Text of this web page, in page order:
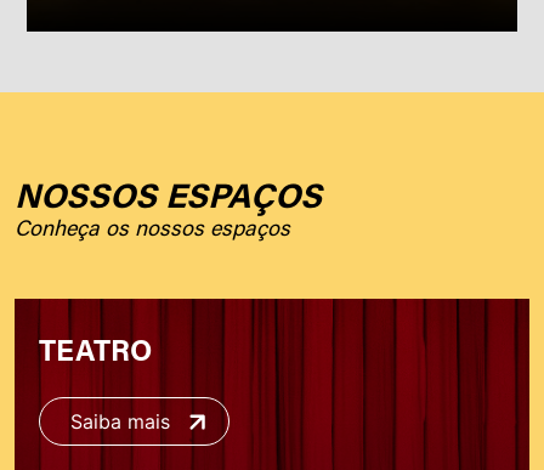
NOSSOS ESPAÇOS
Conheça os nossos espaços
TEATRO
Saiba mais